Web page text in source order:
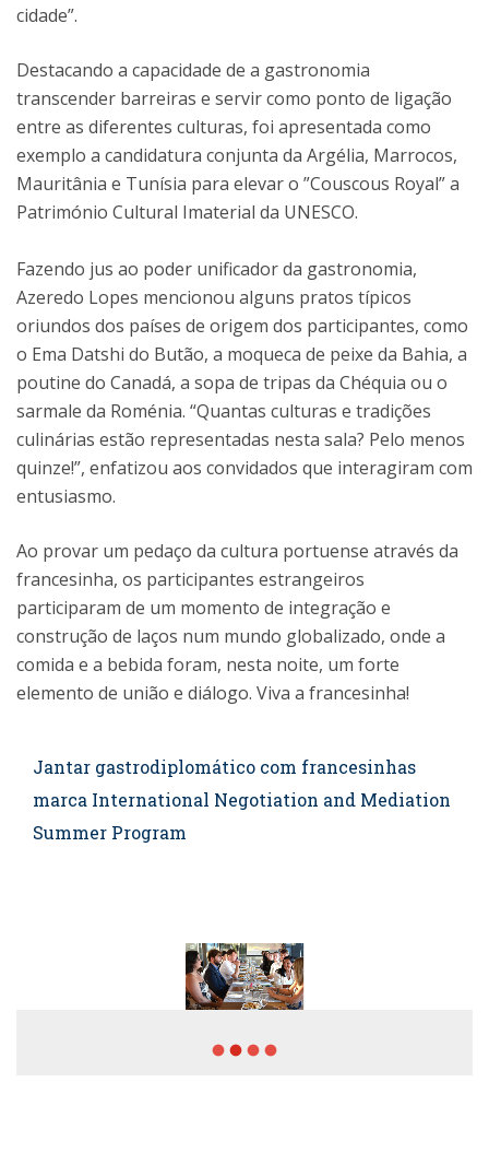
cidade”.
Destacando a capacidade de a gastronomia
transcender barreiras e servir como ponto de ligação
entre as diferentes culturas, foi apresentada como
exemplo a candidatura conjunta da Argélia, Marrocos,
Mauritânia e Tunísia para elevar o ”Couscous Royal” a
Património Cultural Imaterial da UNESCO.
Fazendo jus ao poder unificador da gastronomia,
Azeredo Lopes mencionou alguns pratos típicos
oriundos dos países de origem dos participantes, como
o Ema Datshi do Butão, a moqueca de peixe da Bahia, a
poutine do Canadá, a sopa de tripas da Chéquia ou o
sarmale da Roménia. “Quantas culturas e tradições
culinárias estão representadas nesta sala? Pelo menos
quinze!”, enfatizou aos convidados que interagiram com
entusiasmo.
Ao provar um pedaço da cultura portuense através da
francesinha, os participantes estrangeiros
participaram de um momento de integração e
construção de laços num mundo globalizado, onde a
comida e a bebida foram, nesta noite, um forte
elemento de união e diálogo. Viva a francesinha!
Jantar gastrodiplomático com francesinhas
marca International Negotiation and Mediation
Summer Program
fiber_manual_record fiber_manual_record fiber_manual_record fiber_manual_record